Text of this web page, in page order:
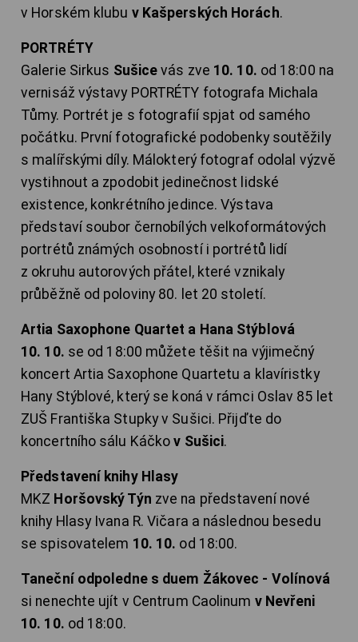
v Horském klubu v Kašperských Horách.
PORTRÉTY
Galerie Sirkus Sušice vás zve 10. 10. od 18:00 na
vernisáž výstavy PORTRÉTY fotografa Michala
Tůmy. Portrét je s fotografií spjat od samého
počátku. První fotografické podobenky soutěžily
s malířskými díly. Málokterý fotograf odolal výzvě
vystihnout a zpodobit jedinečnost lidské
existence, konkrétního jedince. Výstava
představí soubor černobílých velkoformátových
portrétů známých osobností i portrétů lidí
z okruhu autorových přátel, které vznikaly
průběžně od poloviny 80. let 20 století.
Artia Saxophone Quartet a Hana Stýblová
10. 10. se od 18:00 můžete těšit na výjimečný
koncert Artia Saxophone Quartetu a klavíristky
Hany Stýblové, který se koná v rámci Oslav 85 let
ZUŠ Františka Stupky v Sušici. Přijďte do
koncertního sálu Káčkov Sušici.
Představení knihy Hlasy
MKZ Horšovský Týn zve na představení nové
knihy Hlasy Ivana R. Vičara a následnou besedu
se spisovatelem 10. 10. od 18:00.
Taneční odpoledne s duem Žákovec - Volínová
si nenechte ujít v Centrum Caolinum v Nevřeni
10. 10. od 18:00.